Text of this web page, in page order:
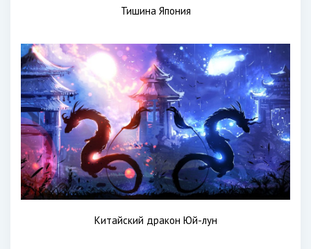
Тишина Япония
Китайский дракон Юй-лун